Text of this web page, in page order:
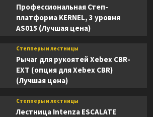
Профессиональная Степ-
платформа KERNEL, 3 уровня
AS015 (Лучшая цена)
Степперы и лестницы
Рычаг для рукоятей Xebex CBR-
EXT (опция для Xebex CBR)
(Лучшая цена)
Степперы и лестницы
Лестница Intenza ESCALATE